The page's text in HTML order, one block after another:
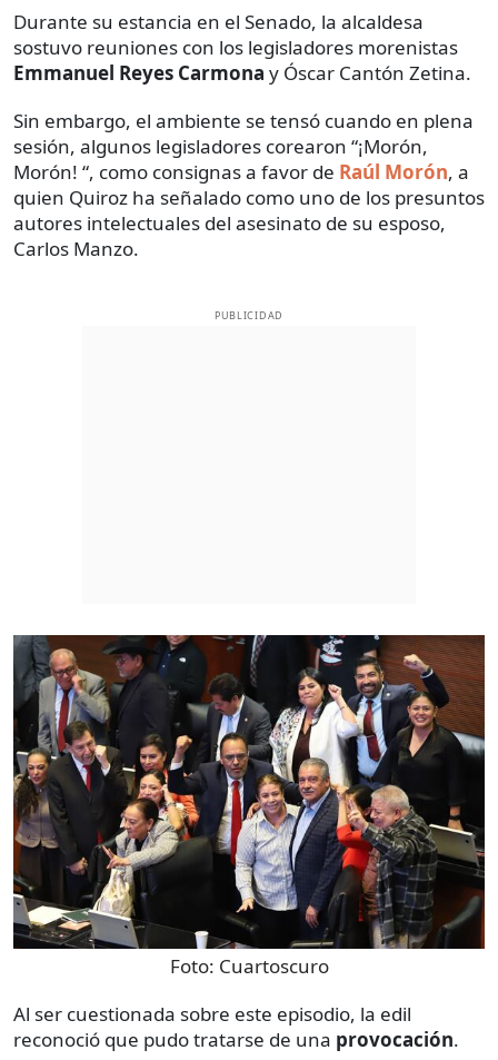
Durante su estancia en el Senado, la alcaldesa
sostuvo reuniones con los legisladores morenistas
Emmanuel Reyes Carmona y Óscar Cantón Zetina.
Sin embargo, el ambiente se tensó cuando en plena
sesión, algunos legisladores corearon “¡Morón,
Morón! “, como consignas a favor de Raúl Morón, a
quien Quiroz ha señalado como uno de los presuntos
autores intelectuales del asesinato de su esposo,
Carlos Manzo.
PUBLICIDAD
Foto: Cuartoscuro
Al ser cuestionada sobre este episodio, la edil
reconoció que pudo tratarse de una provocación.